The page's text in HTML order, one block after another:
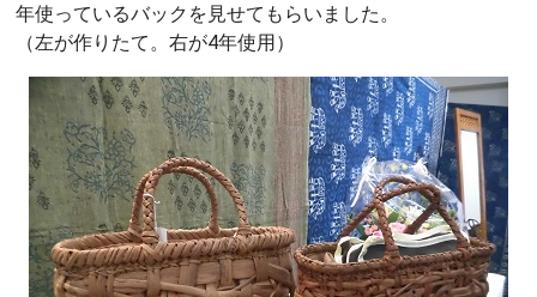
年使っているバックを見せてもらいました。
（左が作りたて。右が4年使用）